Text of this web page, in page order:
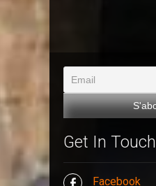
Get In Touch
Facebook